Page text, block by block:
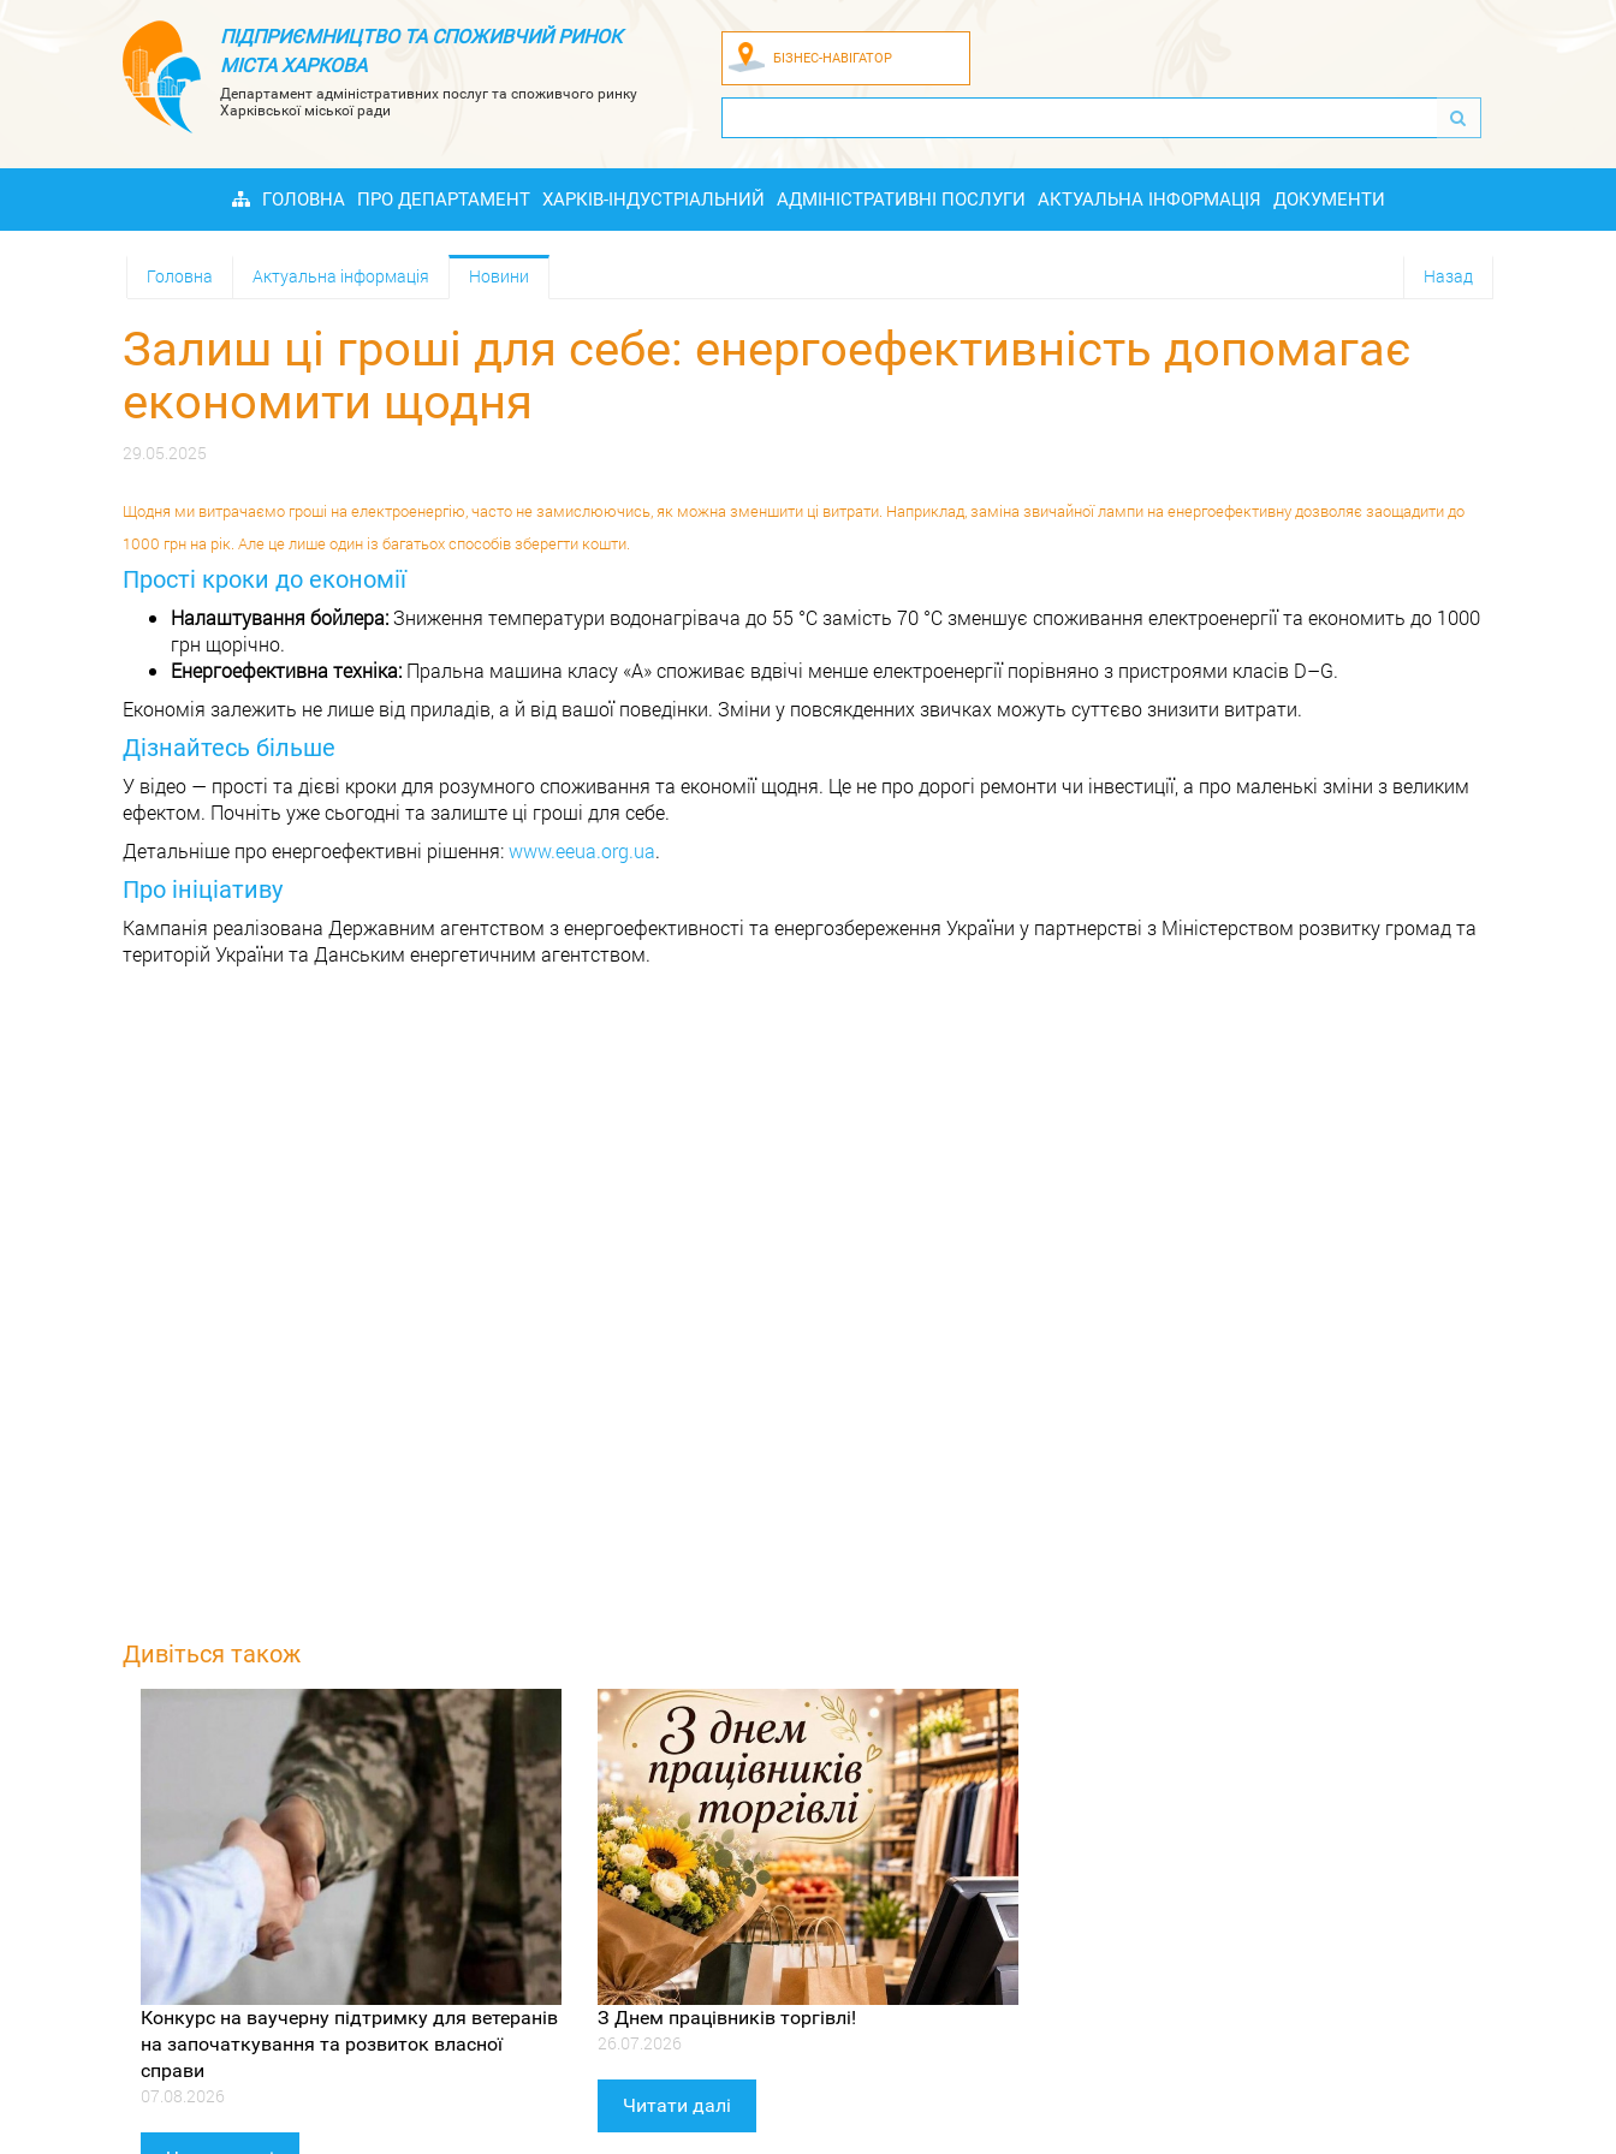
ПІДПРИЄМНИЦТВО ТА СПОЖИВЧИЙ РИНОК
МІСТА ХАРКОВА
Департамент адміністративних послуг та споживчого ринку
Харківської міської ради
БІЗНЕС-НАВІГАТОР
ГОЛОВНА ПРО ДЕПАРТАМЕНТ ХАРКІВ-ІНДУСТРІАЛЬНИЙ АДМІНІСТРАТИВНІ ПОСЛУГИ АКТУАЛЬНА ІНФОРМАЦІЯ ДОКУМЕНТИ
Назад
Головна Актуальна інформація Новини
Залиш ці гроші для себе: енергоефективність допомагає
економити щодня
29.05.2025
Щодня ми витрачаємо гроші на електроенергію, часто не замислюючись, як можна зменшити ці витрати. Наприклад, заміна звичайної лампи на енергоефективну дозволяє заощадити до
1000 грн на рік. Але це лише один із багатьох способів зберегти кошти.
Прості кроки до економії
Налаштування бойлера:Зниження температури водонагрівача до 55 °C замість 70 °C зменшує споживання електроенергії та економить до 1000
грн щорічно.
Енергоефективна техніка: Пральна машина класу «А» споживає вдвічі менше електроенергії порівняно з пристроями класів D–G.
Економія залежить не лише від приладів, а й від вашої поведінки. Зміни у повсякденних звичках можуть суттєво знизити витрати.
Дізнайтесь більше
У відео — прості та дієві кроки для розумного споживання та економії щодня. Це не про дорогі ремонти чи інвестиції, а про маленькі зміни з великим
ефектом. Почніть уже сьогодні та залиште ці гроші для себе.
Детальніше про енергоефективні рішення:www.eeua.org.ua.
Про ініціативу
Кампанія реалізована Державним агентством з енергоефективності та енергозбереження України у партнерстві з Міністерством розвитку громад та
територій України та Данським енергетичним агентством.
Дивіться також
Конкурс на ваучерну підтримку для ветеранів
на започаткування та розвиток власної
справи
07.08.2026
З Днем працівників торгівлі!
26.07.2026
Читати далі